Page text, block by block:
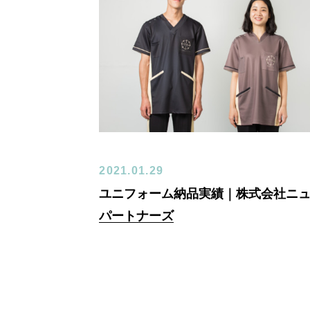
ユニフォーム納品実績｜株式会社ニ
パートナーズ
2021.01.29